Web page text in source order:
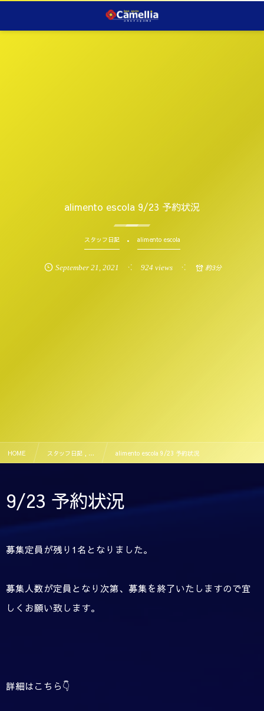
alimento escola 9/23 予約状況
スタッフ日記 alimento escola
September 21 2021 924 views 約3分
HOME スタッフ日記 , … alimento escola 9/23 予約状況
9/23 予約状況
募集定員が残り1名となりました。
募集人数が定員となり次第、募集を終了いたしますので宜
しくお願い致します。
詳細はこちら👇